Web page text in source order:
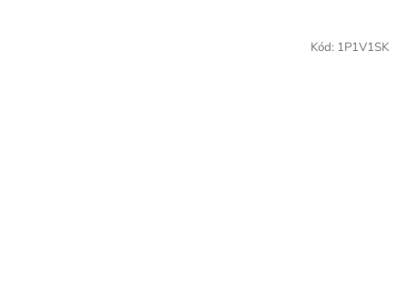
Kód: 1P1V1SK